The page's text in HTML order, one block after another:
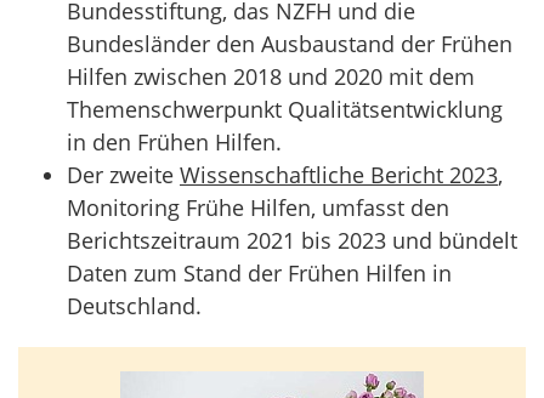
Bundesstiftung, das NZFH und die
Bundesländer den Ausbaustand der Frühen
Hilfen zwischen 2018 und 2020 mit dem
Themenschwerpunkt Qualitätsentwicklung
in den Frühen Hilfen.
Der zweite Wissenschaftliche Bericht 2023,
Monitoring Frühe Hilfen, umfasst den
Berichtszeitraum 2021 bis 2023 und bündelt
Daten zum Stand der Frühen Hilfen in
Deutschland.